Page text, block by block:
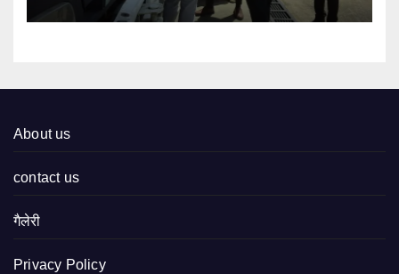
About us
contact us
गैलेरी
Privacy Policy